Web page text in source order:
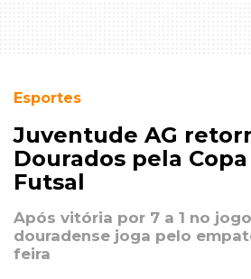
Esportes
Juventude AG
Dourados pela
Futsal
Após vitória por 7 a 1 no
douradense joga pelo
feira